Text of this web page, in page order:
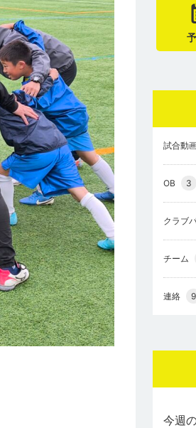
試合動
OB 3
クラブ
チーム
連絡 9
今週